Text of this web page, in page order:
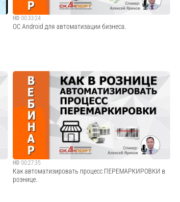
HD 00:33:24
ОС Android для автоматизации бизнеса.
В программе вебинара: - DataMobile Android –
программное обеспечение для ТСД и мобильных
устройств на платформе Android. - Уникальные
возможности и функции программы. - Применение
DataMobile в различных отраслях бизнеса:
производство, скла...
Cмотреть видео
HD 00:27:35
Как автоматизировать процесс ПЕРЕМАРКИРОВКИ в
рознице.